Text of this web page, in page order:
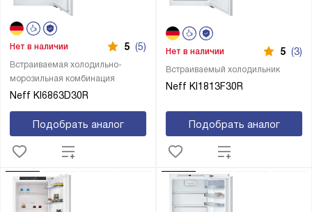
Встраиваемая холодильно-
морозильная комбинация
Neff KI6863D30R
Нет в наличии 5 (5)
Подобрать аналог
Встраиваемый холодильник
Neff KI1813F30R
Нет в наличии 5 (3)
Подобрать аналог